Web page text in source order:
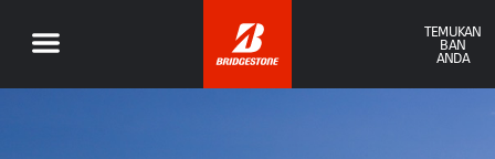
TEMUKAN
BAN
ANDA